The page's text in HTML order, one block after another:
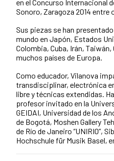
en el Concurso Internacional
Sonoro, Zaragoza 2014 entre
Sus piezas se han
mundo en Japón, Estados
Colombia, Cuba, Irán, Taiwán,
muchos países de Europa.
Como educador, Vilanova
transdisciplinar, electrónica
libre y técnicas extendidas.
profesor invitado en la
GEIDAI, Universidad de los
de Bogotá, Moshen Gallery
de Río de Janeiro “UNIRIO”,
Hochschule für Musik Basel,